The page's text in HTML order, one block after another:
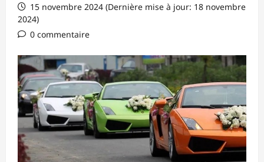
15 novembre 2024 (Dernière mise à jour: 18 novembre
2024)
0 commentaire